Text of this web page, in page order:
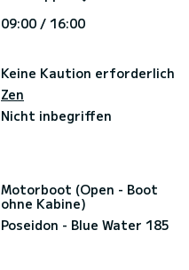
09:00 / 16:00
Keine Kaution erforderlich
Zen
Nicht inbegriffen
Motorboot (Open - Boot
ohne Kabine)
Poseidon - Blue Water 185